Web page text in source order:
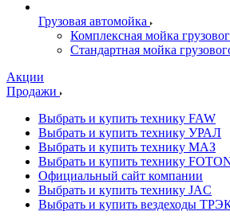
Грузовая автомойка
Комплексная мойка
Стандартная мойка
Акции
Продажи
Выбрать и купить технику FAW
Выбрать и купить технику УРАЛ
Выбрать и купить технику МАЗ
Выбрать и купить технику
Официальный сайт компании
Выбрать и купить технику JAC
Выбрать и купить вездеходы